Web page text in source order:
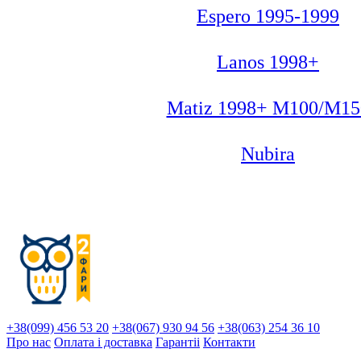
Espero 1995-1999
Lanos 1998+
Matiz 1998+ M100/
Nubira
+38(099) 456 53 20 +38(067) 930 94 56 +38(063) 254 36 10
Про нас Оплата і доставка Гарантіi Контакти